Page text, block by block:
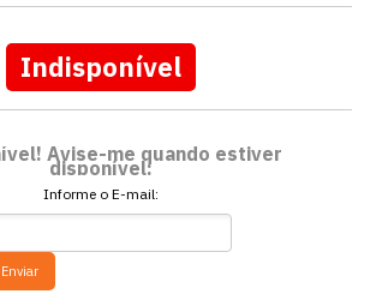
Indisponível
Avise-me quando estiver
disponível:
Informe o E-mail:
Enviar